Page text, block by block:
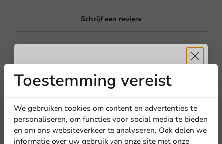
Schrijf een review
Toestemming vereist
We gebruiken cookies om content en advertenties te
personaliseren, om functies voor social media te bieden
en om ons websiteverkeer te analyseren. Ook delen we
informatie over uw gebruik van onze site met onze
Ontvang5%
korting
Meld je aan voor onze